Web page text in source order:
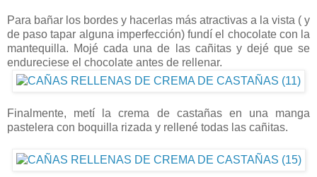
Para bañar los bordes y hacerlas más atractivas a la vista ( y
de paso tapar alguna imperfección) fundí el chocolate con la
mantequilla. Mojé cada una de las cañitas y dejé que se
endureciese el chocolate antes de rellenar.
Finalmente, metí la crema de castañas en una manga
pastelera con boquilla rizada y rellené todas las cañitas.